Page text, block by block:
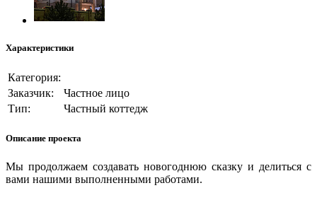
Характеристики
Категория:
Заказчик:
Частное лицо
Тип:
Частный коттедж
Описание проекта
Мы продолжаем создавать новогоднюю сказку и делиться с
вами нашими выполненными работами.